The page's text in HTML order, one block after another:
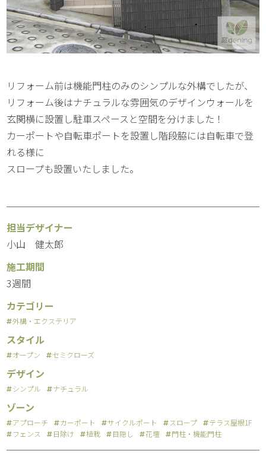
リフォーム前は機能門柱のみのシンプルな外構でしたが、
リフォーム後はナチュラルな雰囲気のデザインウォールを
玄関横に設置し駐車スペースと空間を分けました！
カーポートや自転車ポートを設置し階段脇には自転車で登
れる様に
スロープも設置いたしました。
担当デザイナー
小山 健太郎
施工期間
3週間
カテゴリー
外構・エクステリア
スタイル
オープン セミクローズ
デザイン
シンプル ナチュラル
ゾーン
アプローチ カーポート サイクルポート スロープ
テラス屋根1F
フェンス
日除け 植栽 目隠し 花壇 門柱・機能門柱